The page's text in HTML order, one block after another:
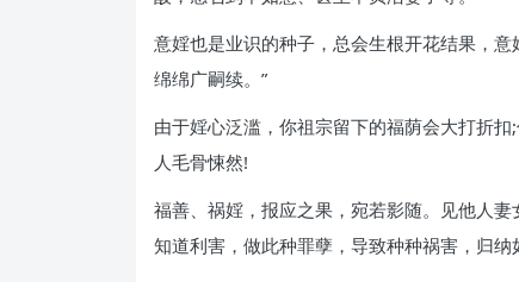
意婬也是业识的种子，总会生根开花结果，
绵绵广嗣续。”
由于婬心泛滥，你祖宗留下的福荫会大打折
人毛骨悚然!
福善、祸婬，报应之果，宛若影随。见他人
知道利害，做此种罪孽，导致种种祸害，归纳